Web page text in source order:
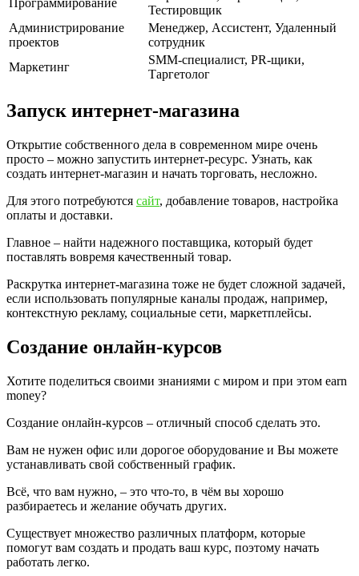
Программирование
Тестировщик
Администрирование
проектов
Менеджер, Ассистент, Удаленный
сотрудник
Маркетинг
SMM-специалист, PR-щики,
Таргетолог
Запуск интернет-магазина
Открытие собственного дела в современном мире очень
просто – можно запустить интернет-ресурс. Узнать, как
создать интернет-магазин и начать торговать, несложно.
Для этого потребуются сайт, добавление товаров, настройка
оплаты и доставки.
Главное – найти надежного поставщика, который будет
поставлять вовремя качественный товар.
Раскрутка интернет-магазина тоже не будет сложной задачей,
если использовать популярные каналы продаж, например,
контекстную рекламу, социальные сети, маркетплейсы.
Создание онлайн-курсов
Хотите поделиться своими знаниями с миром и при этом earn
money?
Создание онлайн-курсов – отличный способ сделать это.
Вам не нужен офис или дорогое оборудование и Вы можете
устанавливать свой собственный график.
Всё, что вам нужно, – это что-то, в чём вы хорошо
разбираетесь и желание обучать других.
Существует множество различных платформ, которые
помогут вам создать и продать ваш курс, поэтому начать
работать легко.